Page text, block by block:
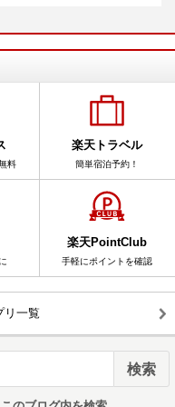
料
楽天トラベル
簡単宿泊予約！
楽天PointClub
手軽にポイントを確認
リ一覧